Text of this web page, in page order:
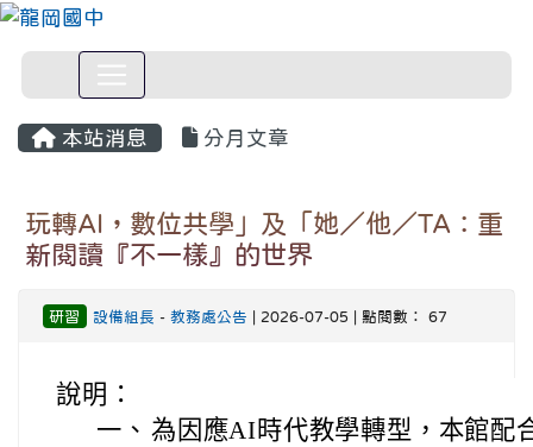
本站消息 分月文章
玩轉AI，數位共學」及「她／他／TA：重
新閱讀『不一樣』的世界
研習 設備組長 - 教務處公告 | 2026-07-05 | 點閱數： 67
說明：
一、 為因應AI時代教學轉型，本館配